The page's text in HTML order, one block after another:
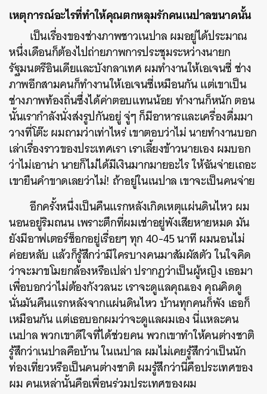
เหตุการณ์อะไรที่ทำให้คุณตกหลุมรักคนเนปาลขนาดนั้น
เป็นเรื่องของช่างภาพชาวเนปาล ผมอยู่ได้ประมาณ
หนึ่งเดือนก็ต้องไปถ่ายภาพการประชุมระหว่างนายก
รัฐมนตรีอินเดียและบังกลาเทศ ผมทำงานให้เอเจนซี่ ช่าง
ภาพอีกสามคนก็ทำงานให้เอเจนซี่เหมือนกัน แต่เขาเป็น
ช่างภาพท้องถิ่นซึ่งได้ค่าตอบแทนน้อย ทำงานก็หนัก ตอน
นั้นเรากำลังนั่งส่งรูปกันอยู่ จู่ๆ ก็มีอาหารและเครื่องดื่มมา
วางที่โต๊ะ ผมถามว่าเท่าไหร่ เขาตอบว่าไม่ นายทำงานบอก
เล่าเรื่องราวของประเทศเรา เราเลี้ยงข้าวนายเอง ผมบอก
ว่าไม่เอาน่า นายก็ไม่ได้มีเงินมากมายอะไร ให้ฉันจ่ายเถอะ
เขายืนคำขาดเลยว่าไม่! ถ้าอยู่ในเนปาล เขาจะเป็นคนจ่าย
อีกครั้งหนึ่งเป็นคืนแรกหลังเกิดเหตุแผ่นดินไหว ผม
นอนอยู่ริมถนน เพราะตึกที่ผมเช่าอยู่พังเสียหายหมด มัน
ยังมีอาฟเตอร์ช็อกอยู่เรื่อยๆ ทุก 40-45 นาที ผมนอนไม่
ค่อยหลับ แล้วก็รู้สึกว่ามีใครบางคนมาสัมผัสตัว ในใจคิด
ว่าจะมาขโมยกล้องหรือเปล่า ปรากฏว่าเป็นผู้หญิง เธอมา
เพื่อบอกว่าไม่ต้องกังวลนะ เราจะดูแลคุณเอง คุณคิดดู
นั่นมันคืนแรกหลังจากแผ่นดินไหว บ้านทุกคนก็พัง เธอก็
เหมือนกัน แต่เธอบอกผมว่าจะดูแลผมเอง นี่แหละคน
เนปาล พวกเขาดีใจที่ได้ช่วยคน พวกเขาทำให้คนต่างชาติ
รู้สึกว่าเนปาลคือบ้าน ในเนปาล ผมไม่เคยรู้สึกว่าเป็นนัก
ท่องเที่ยวหรือเป็นคนต่างชาติ ผมรู้สึกว่านี่คือประเทศของ
ผม คนเหล่านั้นคือเพื่อนร่วมประเทศของผม